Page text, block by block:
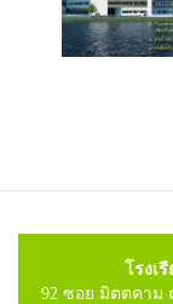
โรงเ
92 ซอย มิตตคาม